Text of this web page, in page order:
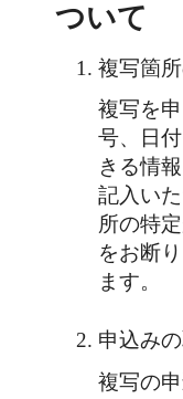
ついて
複写箇
複写を
号、日
きる情
記入い
所の特
をお断
ます。
申込み
複写の